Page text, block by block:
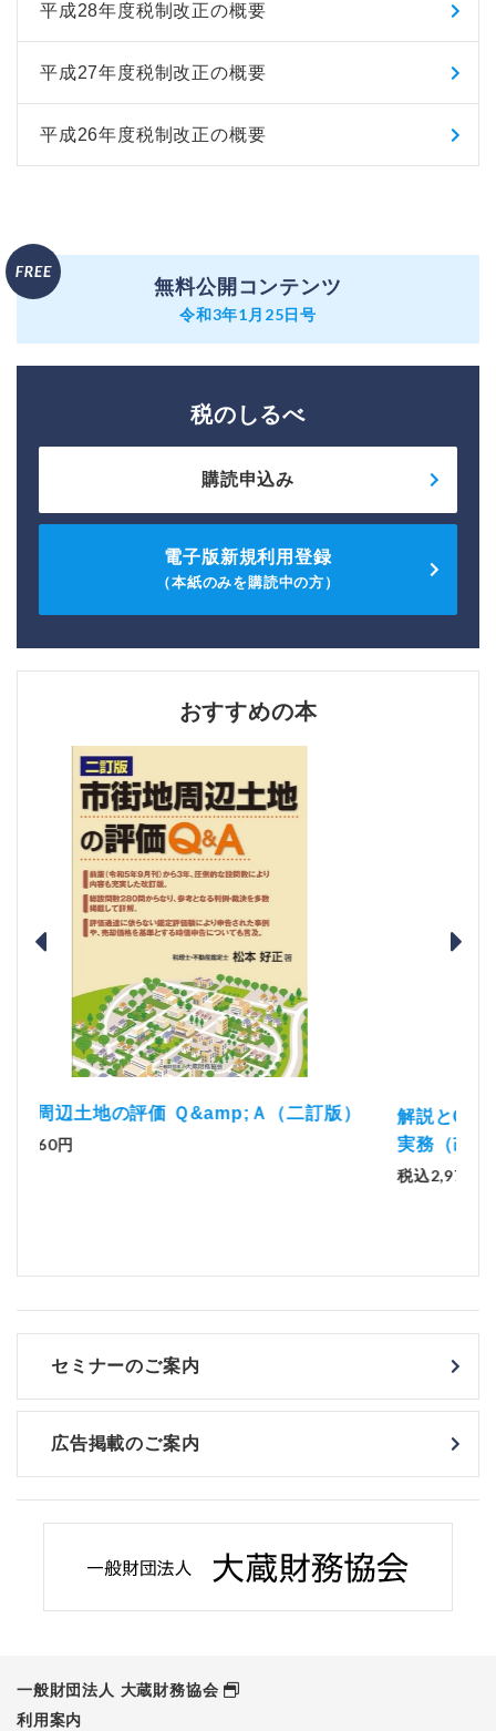
平成28年度税制改正の概要
平成27年度税制改正の概要
平成26年度税制改正の概要
無料公開コンテンツ
令和3年1月25日号
税のしるべ
購読申込み
電子版新規利用登録
（本紙のみを購読中の方）
おすすめの本
解説とQ&amp;Aでわかる 電子帳簿等保存制度の
セミナーのご案内
広告掲載のご案内
一般財団法人 大蔵財務協会
利用案内